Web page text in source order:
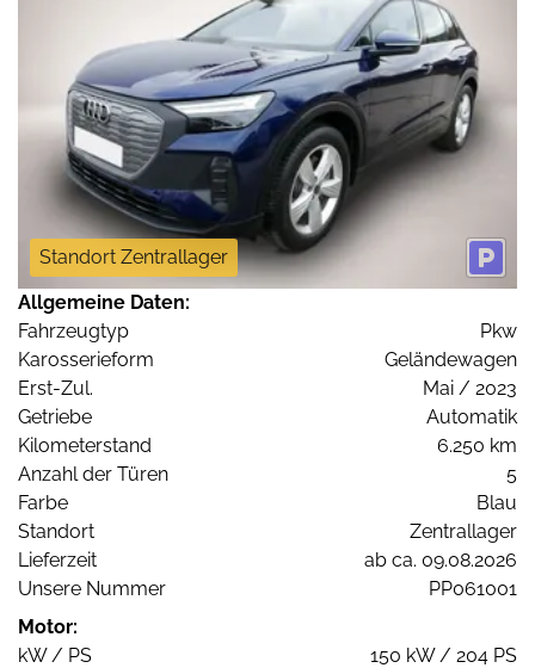
Standort Zentrallager
Allgemeine Daten:
Fahrzeugtyp
Pkw
Karosserieform
Geländewagen
Erst-Zul.
Mai / 2023
Getriebe
Automatik
Kilometerstand
6.250 km
Anzahl der Türen
5
Farbe
Blau
Standort
Zentrallager
Lieferzeit
ab ca. 09.08.2026
Unsere Nummer
PP061001
Motor:
kW / PS
150 kW / 204 PS